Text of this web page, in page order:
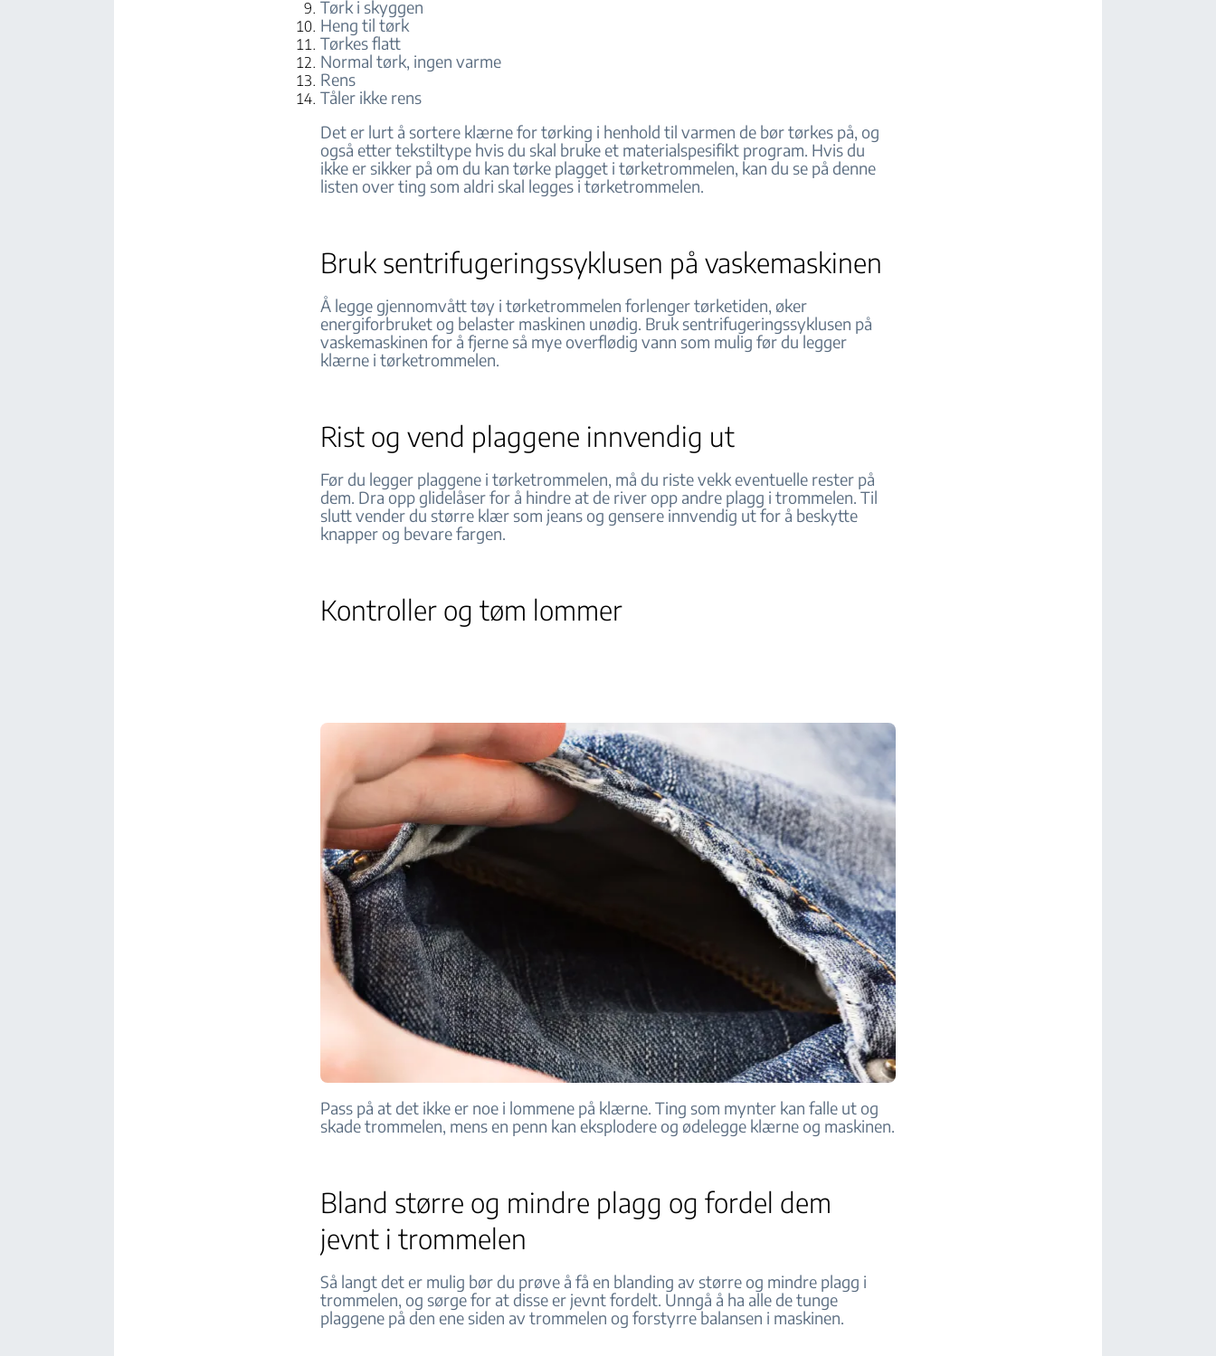
Tørk i skyggen
Heng til tørk
Tørkes flatt
Normal tørk, ingen varme
Rens
Tåler ikke rens
Det er lurt å sortere klærne for tørking i henhold til varmen de bør tørkes på, og
også etter tekstiltype hvis du skal bruke et materialspesifikt program. Hvis du
ikke er sikker på om du kan tørke plagget i tørketrommelen, kan du se på denne
listen over ting som aldri skal legges i tørketrommelen.
Bruk sentrifugeringssyklusen på vaskemaskinen
Å legge gjennomvått tøy i tørketrommelen forlenger tørketiden, øker
energiforbruket og belaster maskinen unødig. Bruk sentrifugeringssyklusen på
vaskemaskinen for å fjerne så mye overflødig vann som mulig før du legger
klærne i tørketrommelen.
Rist og vend plaggene innvendig ut
Før du legger plaggene i tørketrommelen, må du riste vekk eventuelle rester på
dem. Dra opp glidelåser for å hindre at de river opp andre plagg i trommelen. Til
slutt vender du større klær som jeans og gensere innvendig ut for å beskytte
knapper og bevare fargen.
Kontroller og tøm lommer
Pass på at det ikke er noe i lommene på klærne. Ting som mynter kan falle ut og
skade trommelen, mens en penn kan eksplodere og ødelegge klærne og maskinen.
Bland større og mindre plagg og fordel dem
jevnt i trommelen
Så langt det er mulig bør du prøve å få en blanding av større og mindre plagg i
trommelen, og sørge for at disse er jevnt fordelt. Unngå å ha alle de tunge
plaggene på den ene siden av trommelen og forstyrre balansen i maskinen.